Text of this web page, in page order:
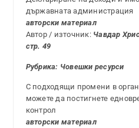
държавната администрация
авторски материал
Автор / източник: Чавдар
стр. 49
Рубрика: Човешки ресурси
С подходящи промени в
можете да постигнете
контрол
авторски материал